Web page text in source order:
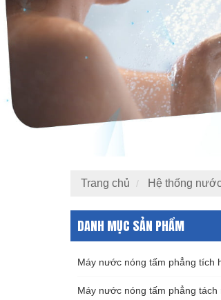
Trang chủ Hệ thống
DANH MỤC SẢN PHẨM
Máy nước nóng tấm phẳng tích
Máy nước nóng tấm phẳng tách